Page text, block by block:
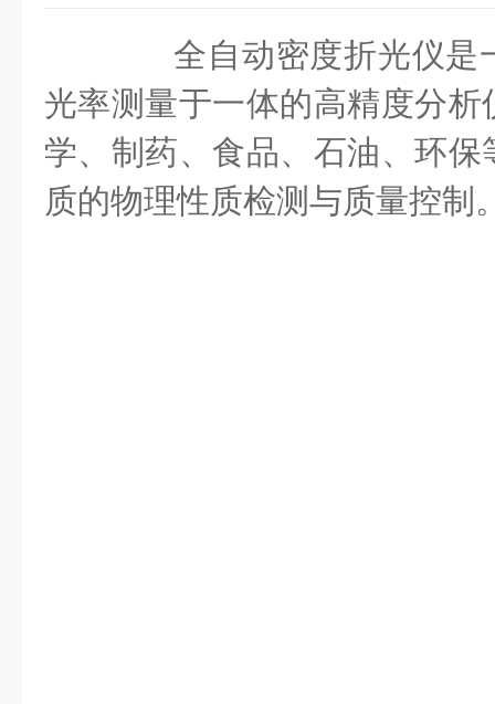
全自动密度折光仪是
光率测量于一体的高精度分
学、制药、食品、石油、环
质的物理性质检测与质量控制